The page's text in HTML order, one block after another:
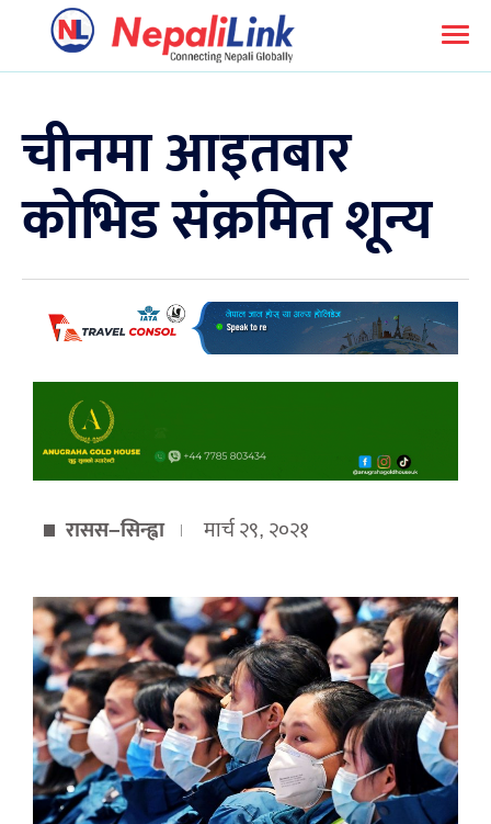
चीनमा आइतबार
कोभिड संक्रमित शून्य
रासस–सिन्ह्वा मार्च २९, २०२१